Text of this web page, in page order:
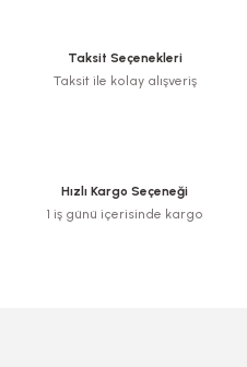
Taksit Seçenekleri
Taksit ile kolay alışveriş
Hızlı Kargo Seçeneği
1 iş günü içerisinde kargo